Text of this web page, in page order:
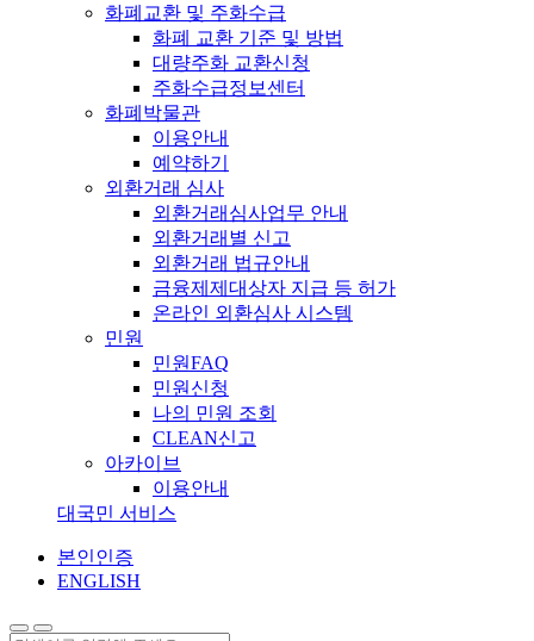
화폐교환 및 주화수급
화폐 교환 기준 및 방법
대량주화 교환신청
주화수급정보센터
화폐박물관
이용안내
예약하기
외환거래 심사
외환거래심사업무 안내
외환거래별 신고
외환거래 법규안내
금융제제대상자 지급 등 허가
온라인 외환심사 시스템
민원
민원FAQ
민원신청
나의 민원 조회
CLEAN신고
아카이브
이용안내
대국민 서비스
본인인증
ENGLISH